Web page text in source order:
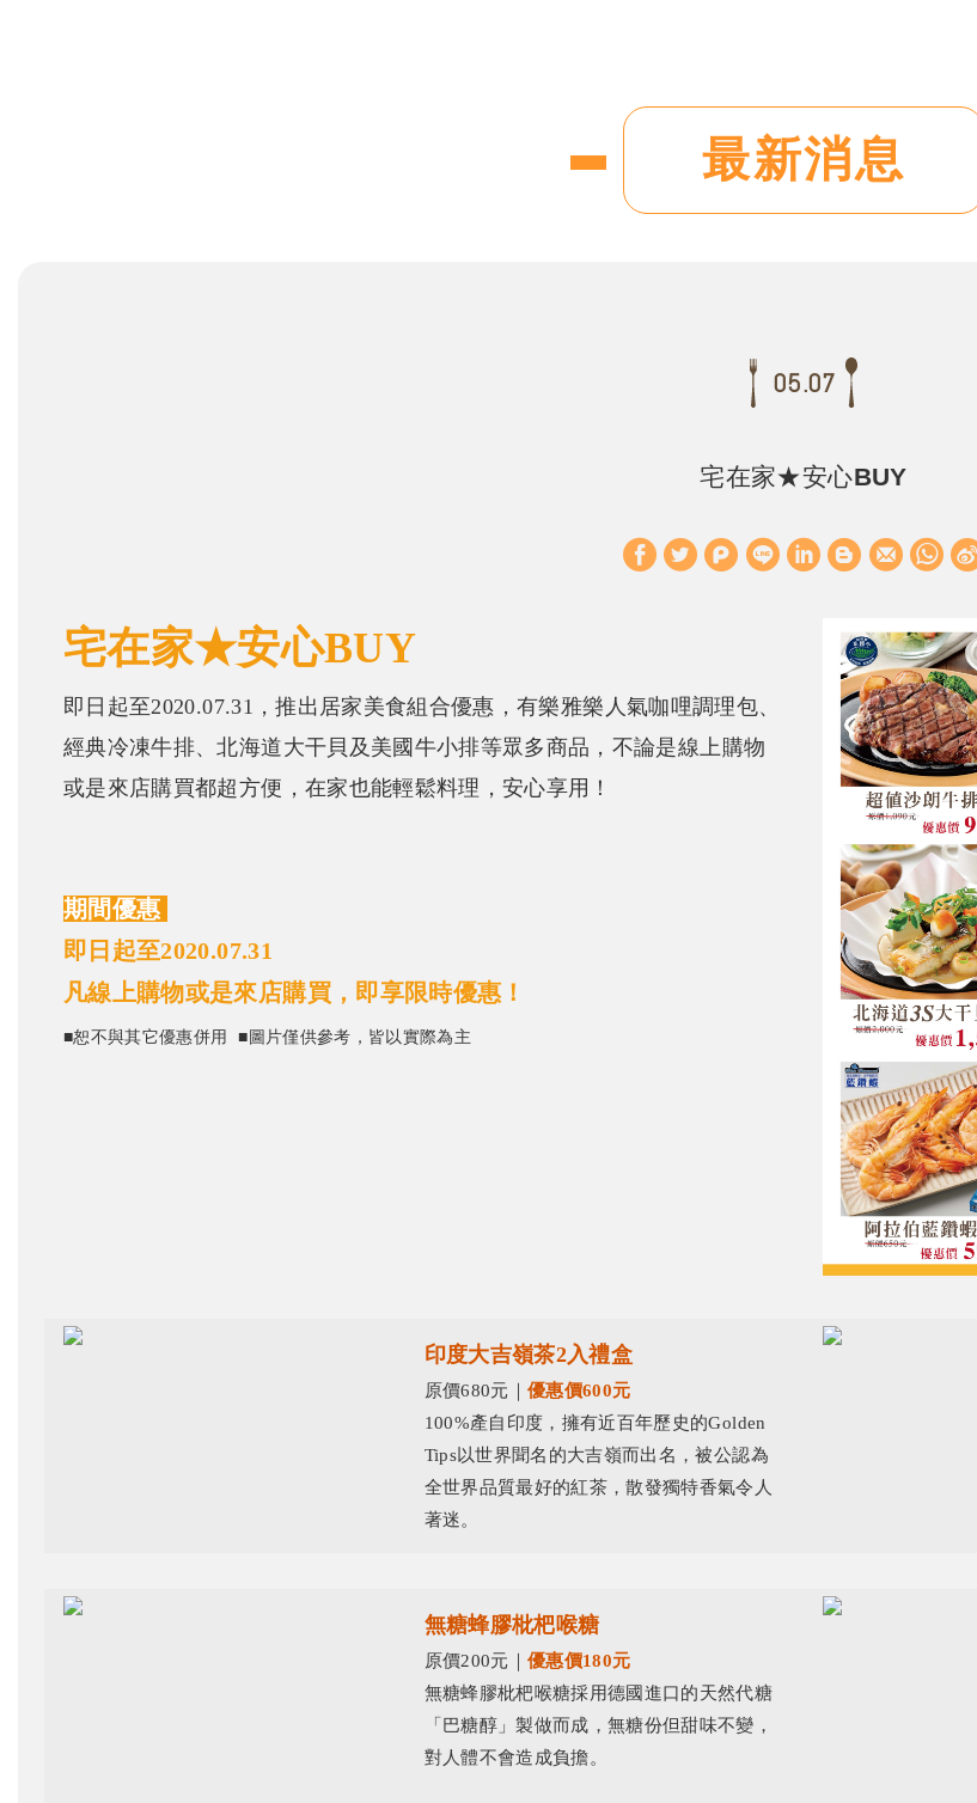
最新消息
05.07
宅在家★安心BUY
W
a
t
s
A
p
p
宅在家★安心BUY
即日起至2020.07.31，推出居家美食組合優惠，有樂雅樂人氣咖哩調理包、
經典冷凍牛排、北海道大干貝及美國牛小排等眾多商品，不論是線上購物
或是來店購買都超方便，在家也能輕鬆料理，安心享用！
期間優惠
即日起至2020.07.31
凡線上購物或是來店購買，即享限時優惠！
■恕不與其它優惠併用 ■ 圖片僅供參考，皆以實際為主
印度大吉嶺茶2入禮盒
原價680元｜ 優惠價600元
100%產自印度，擁有近百年歷史的Golden
Tips以世界聞名的大吉嶺而出名，被公認為
全世界品質最好的紅茶，散發獨特香氣令人
著迷。
無糖蜂膠枇杷喉糖
原價200元｜ 優惠價180元
無糖蜂膠枇杷喉糖採用德國進口的天然代糖
「巴糖醇」製做而成，無糖份但甜味不變，
對人體不會造成負擔。